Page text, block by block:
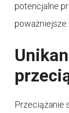
potencjalne
poważniejsze.
Przeciążanie